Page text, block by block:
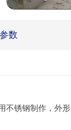
数
锈钢制作，外形